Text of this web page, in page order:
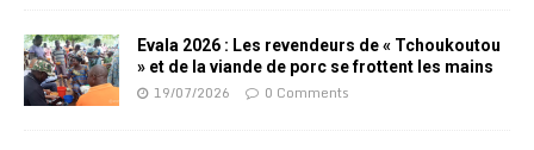
Evala 2026 : Les revendeurs de « Tchoukoutou
» et de la viande de porc se frottent les mains
19/07/2026 0 Comments